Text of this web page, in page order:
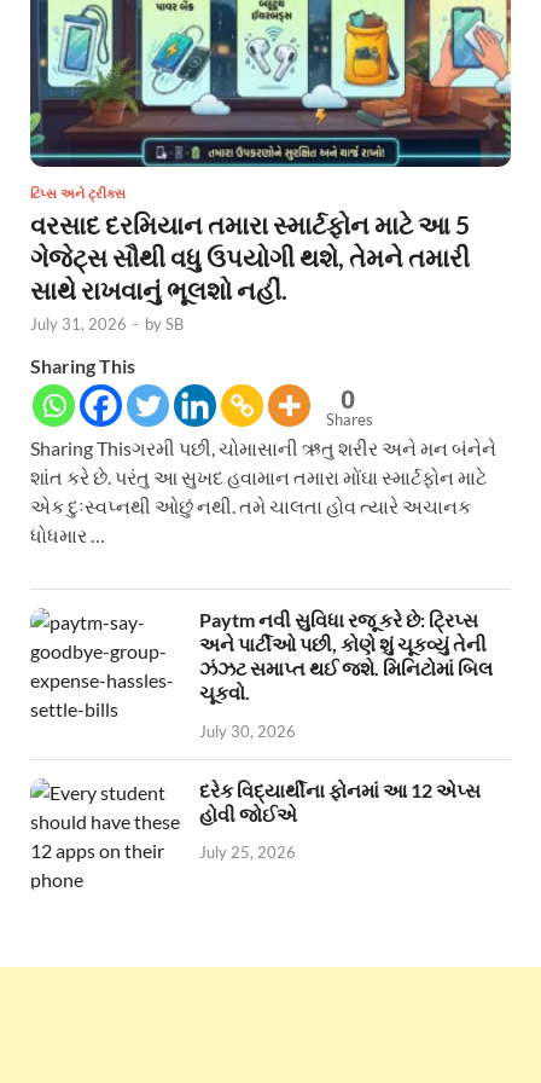
ટિપ્સ અને ટ્રીક્સ
વરસાદ દરમિયાન તમારા સ્માર્ટફોન માટે આ 5
ગેજેટ્સ સૌથી વધુ ઉપયોગી થશે, તેમને તમારી
સાથે રાખવાનું ભૂલશો નહીં.
July 31, 2026 - bySB
Sharing This
0
Shares
Sharing Thisગરમી પછી, ચોમાસાની ઋતુ શરીર અને મન બંનેને
શાંત કરે છે. પરંતુ આ સુખદ હવામાન તમારા મોંઘા સ્માર્ટફોન માટે
એક દુઃસ્વપ્નથી ઓછું નથી. તમે ચાલતા હોવ ત્યારે અચાનક
ધોધમાર …
Paytm નવી સુવિધા રજૂ કરે છે: ટ્રિપ્સ
અને પાર્ટીઓ પછી, કોણે શું ચૂકવ્યું તેની
ઝંઝટ સમાપ્ત થઈ જશે. મિનિટોમાં બિલ
ચૂકવો.
July 30, 2026
દરેક વિદ્યાર્થીના ફોનમાં આ 12 એપ્સ
હોવી જોઈએ
July 25, 2026